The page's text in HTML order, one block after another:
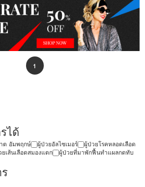
1
ได้
ต อัมพฤกษ์ ผู้ป่วยอัลไซเมอร์
ผู้ป่วยโรคหลอดเลือด
เส้นเลือดสมองแตก
ผู้ป่วยที่มาพักฟื้นทำแผลกดทับ